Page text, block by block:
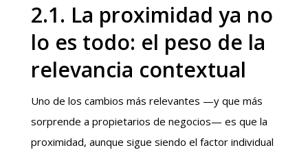
2.1. La proximidad ya no
lo es todo: el peso de la
relevancia contextual
Uno de los cambios más relevantes —y que más
sorprende a propietarios de negocios— es que la
proximidad, aunque sigue siendo el factor individual